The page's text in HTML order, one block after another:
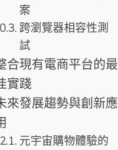
案
跨瀏覽器相容性測
試
合現有電商平台的最
實踐
來發展趨勢與創新應
元宇宙購物體驗的